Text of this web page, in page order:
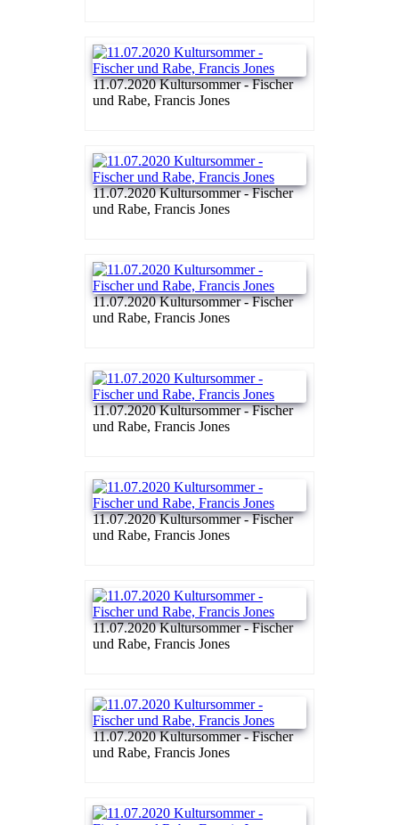
11.07.2020 Kultursommer - Fischer
und Rabe, Francis Jones
11.07.2020 Kultursommer - Fischer
und Rabe, Francis Jones
11.07.2020 Kultursommer - Fischer
und Rabe, Francis Jones
11.07.2020 Kultursommer - Fischer
und Rabe, Francis Jones
11.07.2020 Kultursommer - Fischer
und Rabe, Francis Jones
11.07.2020 Kultursommer - Fischer
und Rabe, Francis Jones
11.07.2020 Kultursommer - Fischer
und Rabe, Francis Jones